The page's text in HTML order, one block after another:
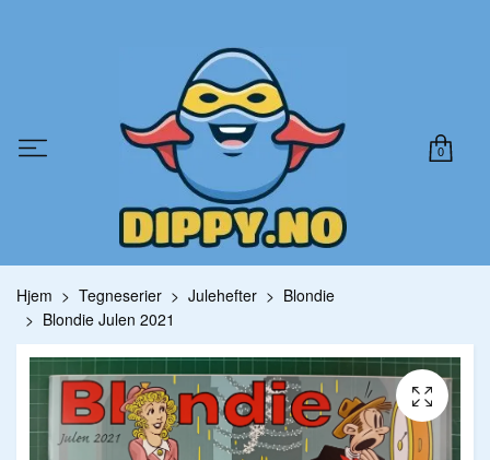
0
Hjem Tegneserier Julehefter
Blondie
Blondie Julen 2021